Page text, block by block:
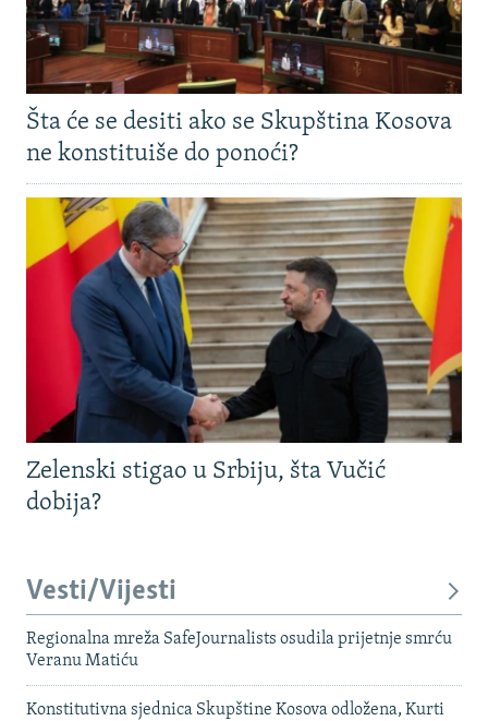
Šta će se desiti ako se Skupština Kosova
ne konstituiše do ponoći?
Zelenski stigao u Srbiju, šta Vučić
dobija?
Vesti/Vijesti
Regionalna mreža SafeJournalists osudila prijetnje smrću
Veranu Matiću
Konstitutivna sjednica Skupštine Kosova odložena, Kurti